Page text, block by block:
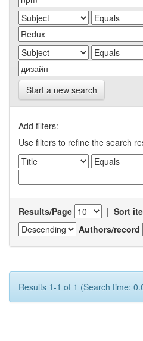
Start a new search
Add filters:
Use filters to refine the search
Results/Page | Sort
Authors/record
Results 1-1 of 1 (Search time: